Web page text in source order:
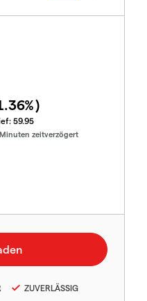
%)
59.95
zeitverzögert
ZUVERLÄSSIG